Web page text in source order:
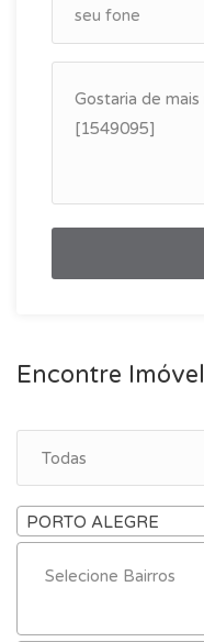
Encontre Imóvel
PORTO ALEGRE